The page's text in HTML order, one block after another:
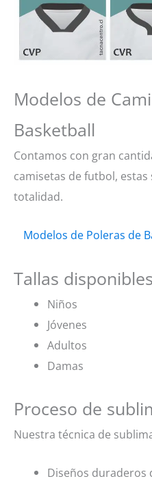
Modelos de
Basketball
Contamos con gran
camisetas de futbol,
totalidad.
Modelos de Poleras de
Tallas
Niños
Jóvenes
Adultos
Damas
Proceso de
Nuestra técnica de
Diseños duraderos